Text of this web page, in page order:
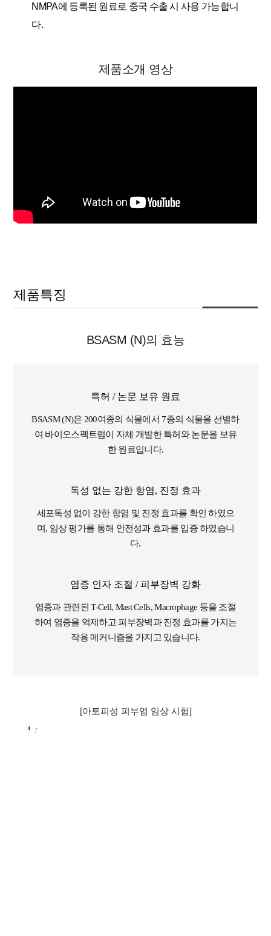
NMPA에 등록된 원료로 중국 수출 시 사용 가능합니
다.
제품소개 영상
제품특징
BSASM (N)의 효능
특허 / 논문 보유 원료
BSASM (N)은 200여종의 식물에서 7종의 식물을 선별하
여 바이오스펙트럼이 자체 개발한 특허와 논문을 보유
한 원료입니다.
독성 없는 강한 항염, 진정 효과
세포독성 없이 강한 항염 및 진정 효과를 확인 하였으
며, 임상 평가를 통해 안전성과 효과를 입증 하였습니
다.
염증 인자 조절 / 피부장벽 강화
염증과 관련된 T-Cell, Mast Cells, Macrophage 등을 조절
하여 염증을 억제하고 피부장벽과 진정 효과를 가지는
작용 메커니즘을 가지고 있습니다.
[아토피성 피부염 임상 시험]